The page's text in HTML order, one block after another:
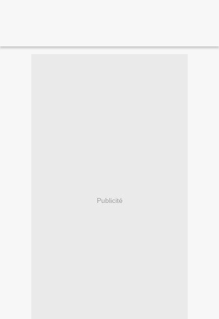
Publicité